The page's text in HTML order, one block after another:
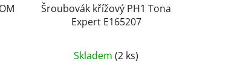
Šroubovák křížový PH1 Tona
Expert E165207
Skladem(2 ks)